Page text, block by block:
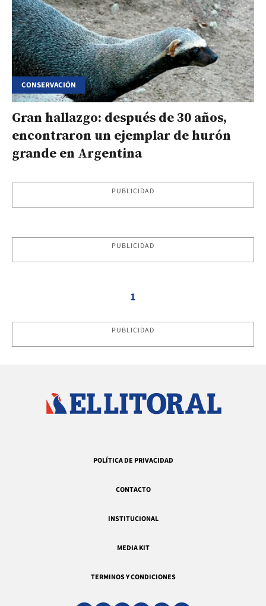
CONSERVACIÓN
Gran hallazgo: después de 30 años,
encontraron un ejemplar de hurón
grande en Argentina
PUBLICIDAD
PUBLICIDAD
1
PUBLICIDAD
POLÍTICA DE PRIVACIDAD
CONTACTO
INSTITUCIONAL
MEDIA KIT
TERMINOS Y CONDICIONES